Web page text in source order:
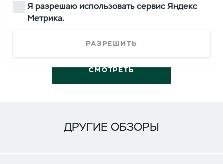
1,745,000
СМОТРЕТЬ
ДРУГИЕ ОБЗОРЫ
Я разрешаю использовать сервис Яндекс
Метрика.
РАЗРЕШИТЬ